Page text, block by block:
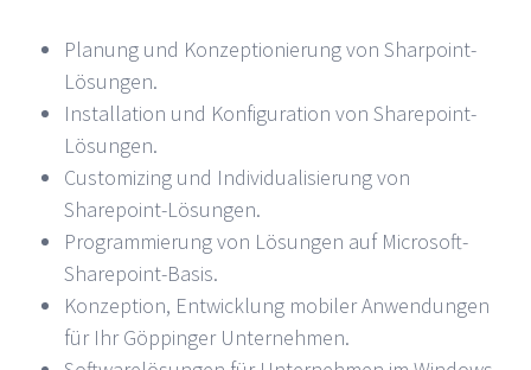
Planung und Konzeptionierung von Sharpoint-
Lösungen.
Installation und Konfiguration von Sharepoint-
Lösungen.
Customizing und Individualisierung von
Sharepoint-Lösungen.
Programmierung von Lösungen auf Microsoft-
Sharepoint-Basis.
Konzeption, Entwicklung mobiler Anwendungen
für Ihr Göppinger Unternehmen.